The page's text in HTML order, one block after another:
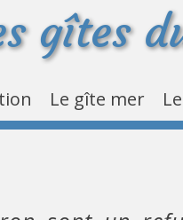
gîtes
Le gîte mer